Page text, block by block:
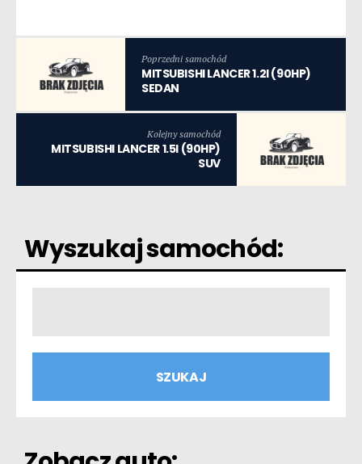
Poprzedni samochód
MITSUBISHI LANCER 1.2I (90HP)
SEDAN
Kolejny samochód
MITSUBISHI LANCER 1.5I (90HP)
SUV
Wyszukaj samochód: